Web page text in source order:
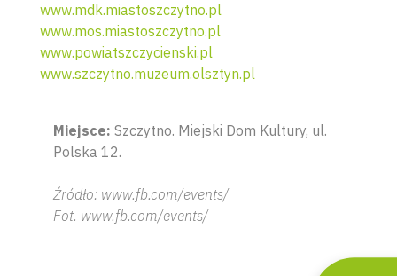
www.mdk.miastoszczytno.pl
www.mos.miastoszczytno.pl
www.powiatszczycienski.pl
www.szczytno.muzeum.olsztyn.pl
Miejsce: Szczytno. Miejski Dom Kultury, ul.
Polska 12.
Źródło: www.fb.com/events/
Fot. www.fb.com/events/